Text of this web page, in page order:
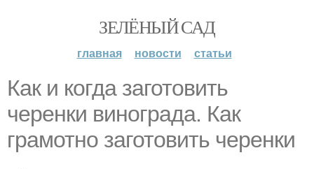
ЗЕЛЁНЫЙ САД
главная новости статьи
Как и когда заготовить
черенки винограда. Как
грамотно заготовить черенки